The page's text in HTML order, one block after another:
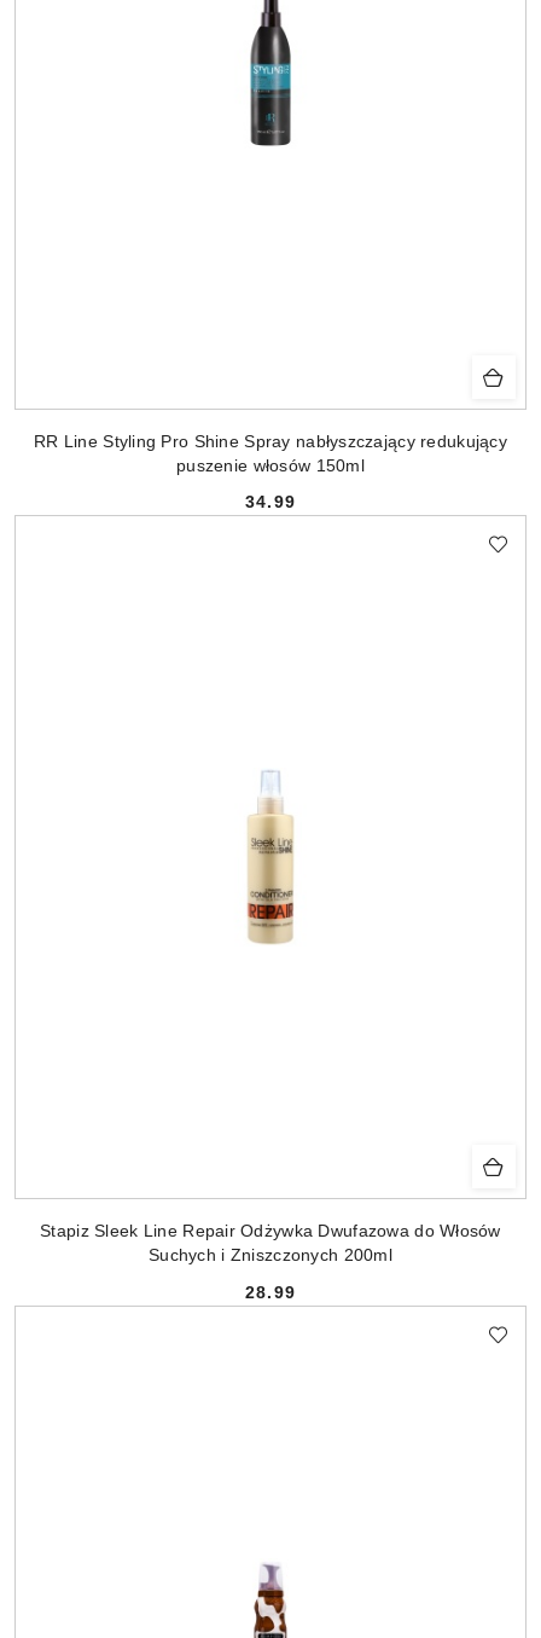
RR Line Styling Pro Shine Spray nabłyszczający redukujący
puszenie włosów 150ml
Cena:
34.99
Stapiz Sleek Line Repair Odżywka Dwufazowa do Włosów
Suchych i Zniszczonych 200ml
Cena:
28.99